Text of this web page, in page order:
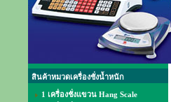
สินค้าหมวดเครื่องชั่งน้ำหนัก
1 เครื่องชั่งแขวน Hang Scale